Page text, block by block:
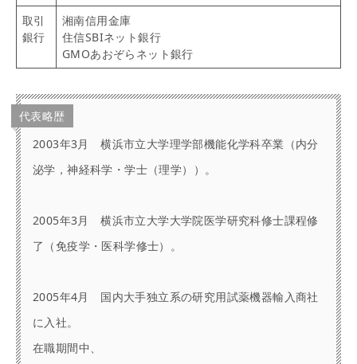
取引
銀行
湘南信用金庫
住信SBIネット銀行
GMOあおぞらネット銀行
代表略歴
2003年3月 横浜市立大学理学部機能化学科卒業（内分
泌学，神経科学・学士（理学））。
2005年3月 横浜市立大学大学院医学研究科修士課程修
了（免疫学・医科学修士）。
2005年4月 国内大手独立系の研究用試薬機器輸入商社
に入社。
在職期間中、